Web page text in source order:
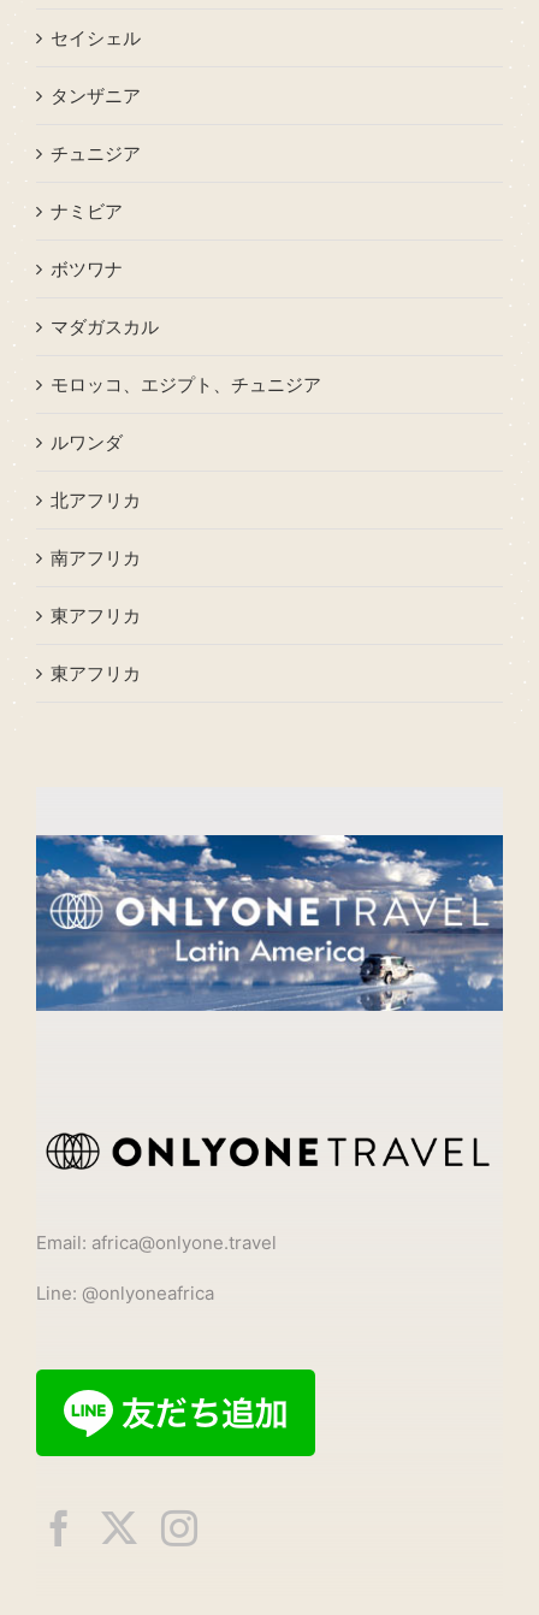
セイシェル
タンザニア
チュニジア
ナミビア
ボツワナ
マダガスカル
モロッコ、エジプト、チュニジア
ルワンダ
北アフリカ
南アフリカ
東アフリカ
東アフリカ
Email: africa@onlyone.travel
Line: @onlyoneafrica